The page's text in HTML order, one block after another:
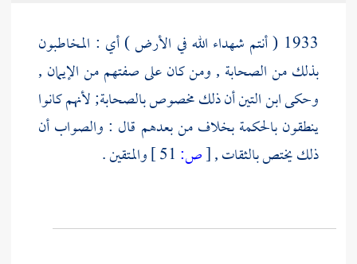
1933 ( أنتم شهداء الله في الأرض ) أي : المخاطبون
بذلك من الصحابة , ومن كان على صفتهم من الإيمان ,
وحكىابن التينأن ذلك مخصوص بالصحابة; لأنهم كانوا
ينطقون بالحكمة بخلاف من بعدهم قال : والصواب أن
ذلك يختص بالثقات ,[ص: والمتقين .